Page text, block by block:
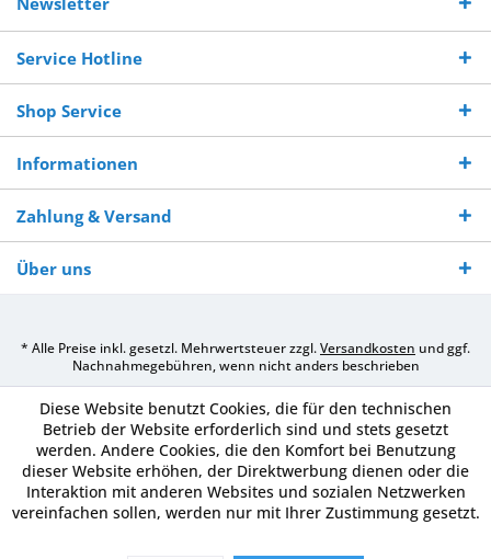
250,- 970 511 90
Service Hotline
Shop Service
Informationen
Zahlung & Versand
Über uns
* Alle Preise inkl. gesetzl. Mehrwertsteuer zzgl.Versandkosten und ggf.
Nachnahmegebühren, wenn nicht anders beschrieben
Diese Website benutzt Cookies, die für den technischen
Betrieb der Website erforderlich sind und stets gesetzt
werden. Andere Cookies, die den Komfort bei Benutzung
dieser Website erhöhen, der Direktwerbung dienen oder die
Interaktion mit anderen Websites und sozialen Netzwerken
vereinfachen sollen, werden nur mit Ihrer Zustimmung gesetzt.